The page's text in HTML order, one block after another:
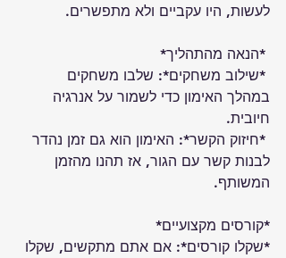
לעשות, היו עקביים ולא מתפשרים.
*שילוב משחקים*: שלבו משחקים
במהלך האימון כדי לשמור על אנרגיה
חיובית.
*חיזוק הקשר*: האימון הוא גם זמן נהדר
לבנות קשר עם הגור, אז תהנו מהזמן
המשותף.
*קורסים מקצועיים*
*שקלו קורסים*: אם אתם מתקשים, שקלו